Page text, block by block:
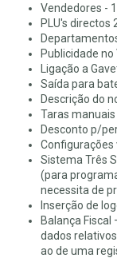
Vendedores -
PLU's directos
Publicidade
Ligação a
Saída para
Descrição do
Taras
Desconto p/
Sistema Três
(para
necessita de
Inserção de
Balança
dados
ao de uma